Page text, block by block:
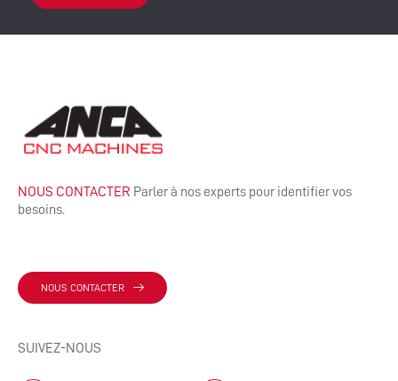
NOUS CONTACTER Parler à nos experts pour identifier vos
besoins.
NOUS CONTACTER
SUIVEZ-NOUS